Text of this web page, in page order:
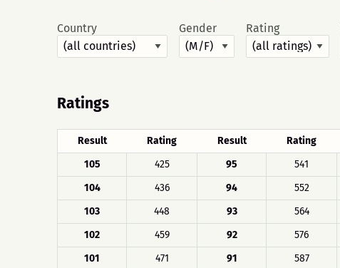
Country Gender Rating
Ratings
Result Rating Result Rating
105
425 95 541
104
436 94 552
103
448 93 564
102
459 92 576
101
471 91 587